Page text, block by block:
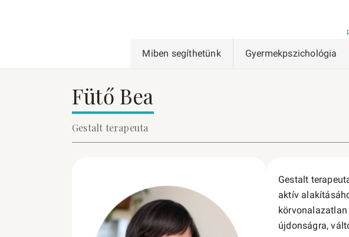
Miben segíthetünk Gyermekpszichológia
Fütő Bea
Gestalt terapeuta
Gestalt
aktív
körvonalazatlan
újdonságra,